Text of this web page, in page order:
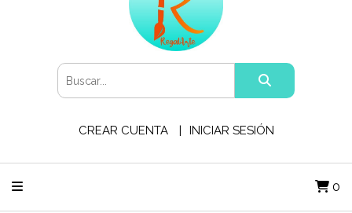
CREAR CUENTA INICIAR SESIÓN
0